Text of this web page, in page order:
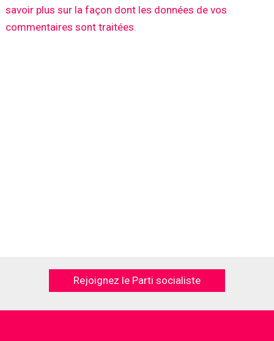
savoir plus sur la façon dont les données de vos
commentaires sont traitées.
Rejoignez le Parti socialiste